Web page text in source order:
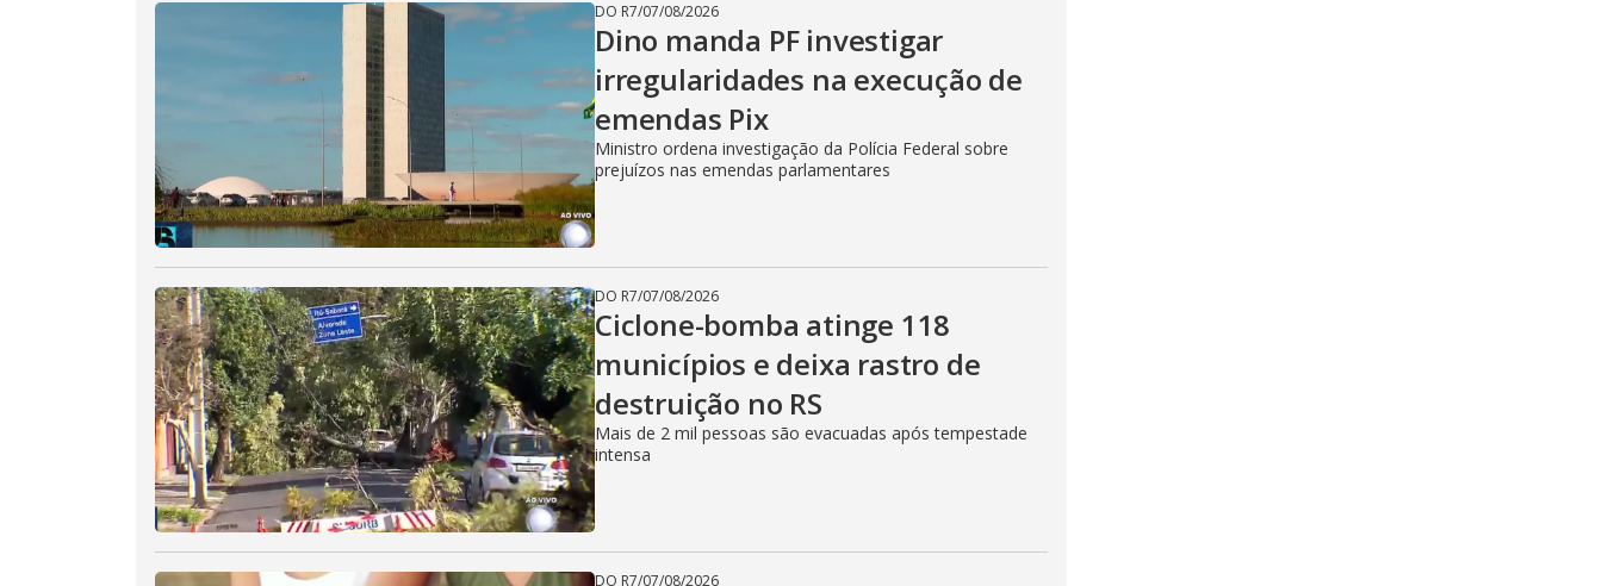
DO R7/07/08/2026
Dino manda PF investigar
irregularidades na execução de
emendas Pix
Ministro ordena investigação da Polícia Federal sobre
prejuízos nas emendas parlamentares
DO R7/07/08/2026
Ciclone-bomba atinge 118
municípios e deixa rastro de
destruição no RS
Mais de 2 mil pessoas são evacuadas após tempestade
intensa
DO R7/07/08/2026